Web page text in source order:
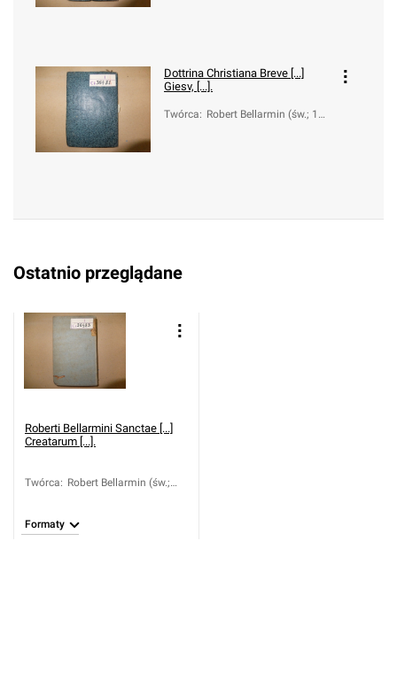
Dottrina Christiana Breve [...]
Giesv, [...].
Twórca: Robert Bellarmin (św.; 154
Ostatnio przeglądane
Roberti Bellarmini Sanctae [...]
Creatarum [...].
Twórca: Robert Bellarmin (św.;
Formaty